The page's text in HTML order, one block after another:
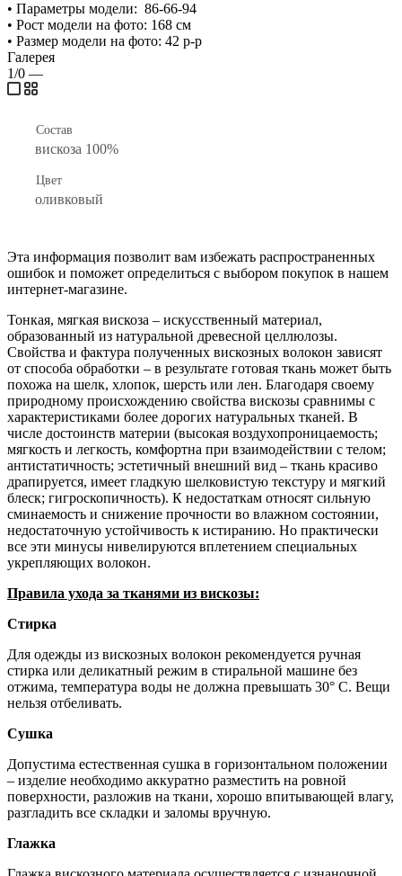
• Параметры модели: 86-66-94
• Рост модели на фото: 168 см
• Размер модели на фото: 42 р-р
Галерея
1/0 —
Состав
вискоза 100%
Цвет
оливковый
Эта информация позволит вам избежать распространенных
ошибок и поможет определиться с выбором покупок в нашем
интернет-магазине.
Тонкая, мягкая вискоза – искусственный материал,
образованный из натуральной древесной целлюлозы.
Свойства и фактура полученных вискозных волокон зависят
от способа обработки – в результате готовая ткань может быть
похожа на шелк, хлопок, шерсть или лен. Благодаря своему
природному происхождению свойства вискозы сравнимы с
характеристиками более дорогих натуральных тканей. В
числе достоинств материи (высокая воздухопроницаемость;
мягкость и легкость, комфортна при взаимодействии с телом;
антистатичность; эстетичный внешний вид – ткань красиво
драпируется, имеет гладкую шелковистую текстуру и мягкий
блеск; гигроскопичность). К недостаткам относят сильную
сминаемость и снижение прочности во влажном состоянии,
недостаточную устойчивость к истиранию. Но практически
все эти минусы нивелируются вплетением специальных
укрепляющих волокон.
Правила ухода за тканями из вискозы:
Стирка
Для одежды из вискозных волокон рекомендуется ручная
стирка или деликатный режим в стиральной машине без
отжима, температура воды не должна превышать 30° С. Вещи
нельзя отбеливать.
Сушка
Допустима естественная сушка в горизонтальном положении
– изделие необходимо аккуратно разместить на ровной
поверхности, разложив на ткани, хорошо впитывающей влагу,
разгладить все складки и заломы вручную.
Глажка